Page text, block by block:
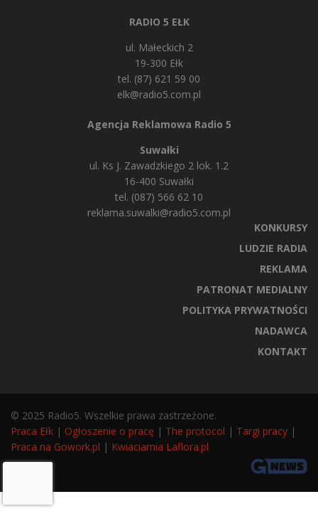
RADIO 5 EŁK
ul. Małeckich 2
19-300 Ełk
tel. (87) 621 59 00
elk@radio5.com.pl
Agencja Reklamowa Radio 5
Suwałki
ul. Ks J. Zawadzkiego 2 lok. 1.2
16-400 Suwałki
tel. (087) 566 62 10
reklama.suwalki@radio5.com.pl
KONKURSY
LUDZIE RADIA
REKLAMA
PATRONAT MEDIALNY
POLITYKA PRYWATNOŚCI
NADAWCA
KONTAKT
© 2025 Radio5. Wszelkie prawa zastrzeżone.
Praca Ełk | Ogłoszenie o pracę | The protocol | Targi pracy |
Praca na Gowork.pl | Kwiaciarnia Laflora.pl